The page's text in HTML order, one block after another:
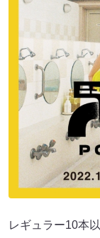
レギュラー10本